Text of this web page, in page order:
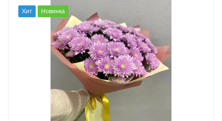
Хит Новинка